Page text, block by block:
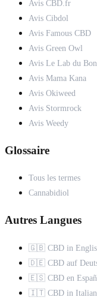
Avis CBD.fr
Avis Cibdol
Avis Famous CBD
Avis Green Owl
Avis Le Lab du
Avis Mama Kana
Avis Okiweed
Avis Stormrock
Avis Weedy
Glossaire
Tous les termes
Cannabidiol
Autres Langues
🇬🇧 CBD in
🇩🇪 CBD auf
🇪🇸 CBD en
🇮🇹 CBD in